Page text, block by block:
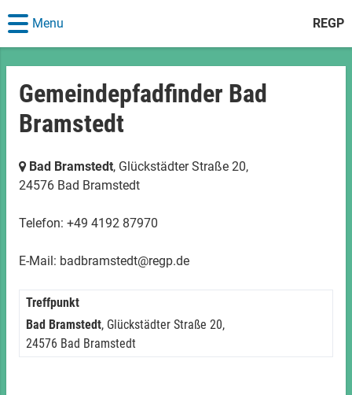
REGP
Menu
Gemeindepfadfinder Bad
Bramstedt
Bad Bramstedt, Glückstädter Straße 20,
24576 Bad Bramstedt
Telefon: +49 4192 87970
E-Mail: badbramstedt@regp.de
Treffpunkt
Bad Bramstedt, Glückstädter Straße 20,
24576 Bad Bramstedt